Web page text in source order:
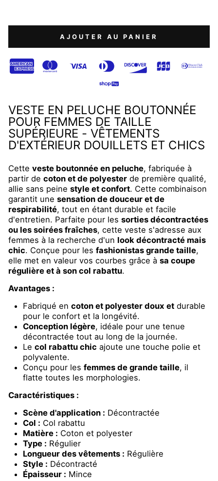
AJOUTER AU PANIER
VESTE EN PELUCHE BOUTONNÉE
POUR FEMMES DE TAILLE
SUPÉRIEURE - VÊTEMENTS
D'EXTÉRIEUR DOUILLETS ET CHICS
Cette veste boutonnée en peluche, fabriquée à
partir de coton et de polyester de première qualité,
allie sans peine style et confort. Cette combinaison
garantit une sensation de douceur et de
respirabilité, tout en étant durable et facile
d'entretien. Parfaite pour les sorties décontractées
ou les soirées fraîches, cette veste s'adresse aux
femmes à la recherche d'un look décontracté mais
chic. Conçue pour les fashionistas grande taille,
elle met en valeur vos courbes grâce à sa coupe
régulière et à son col rabattu.
Avantages :
Fabriqué en coton et polyester doux et durable
pour le confort et la longévité.
Conception légère, idéale pour une tenue
décontractée tout au long de la journée.
Le col rabattu chic ajoute une touche polie et
polyvalente.
Conçu pour les femmes de grande taille, il
flatte toutes les morphologies.
Caractéristiques :
Scène d'application : Décontractée
Col : Col rabattu
Matière : Coton et polyester
Type : Régulier
Longueur des vêtements : Régulière
Style : Décontracté
Épaisseur : Mince